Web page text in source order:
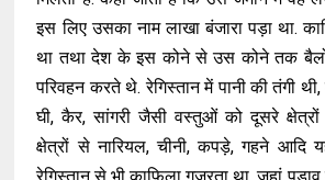
इस लिए उसका नाम लाखा बंजारा पड़ा था.
था तथा देश के इस कोने से उस कोने तक
परिवहन करते थे. रेगिस्तान में पानी की तंगी
घी, कैर, सांगरी जैसी वस्तुओं को दूसरे
क्षेत्रों से नारियल, चीनी, कपड़े, गहने आदि